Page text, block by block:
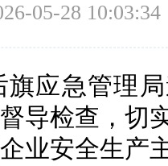
05-28 10:03:34
旗应急管理
导检查，切
业安全生产